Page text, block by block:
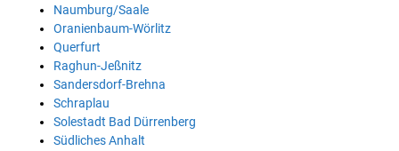
Naumburg/Saale
Oranienbaum-Wörlitz
Querfurt
Raghun-Jeßnitz
Sandersdorf-Brehna
Schraplau
Solestadt Bad Dürrenberg
Südliches Anhalt